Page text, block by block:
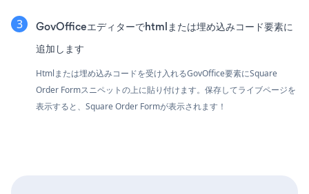
GovOfficeエディターでhtmlまたは埋め込みコード要素に
追加します
Htmlまたは埋め込みコードを受け入れるGovOffice要素にSquare
Order Formスニペットの上に貼り付けます。保存してライブページを
表示すると、Square Order Formが表示されます！